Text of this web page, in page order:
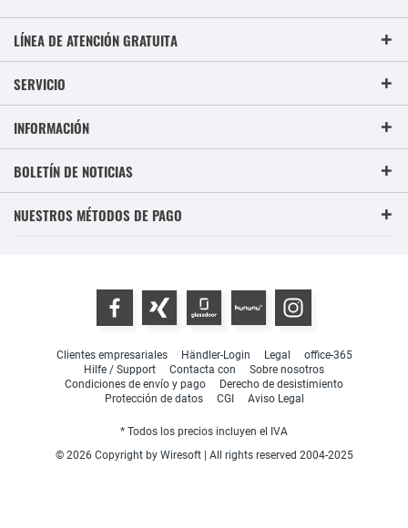
LÍNEA DE ATENCIÓN GRATUITA
SERVICIO
INFORMACIÓN
BOLETÍN DE NOTICIAS
NUESTROS MÉTODOS DE PAGO
Clientes empresariales Händler-Login Legal
office-365
Hilfe / Support
Contacta con
Sobre nosotros
Condiciones de envío y pago
Derecho de desistimiento
Protección de datos
CGI Aviso Legal
* Todos los precios incluyen el IVA
© 2026 Copyright by Wiresoft | All rights reserved 2004-2025